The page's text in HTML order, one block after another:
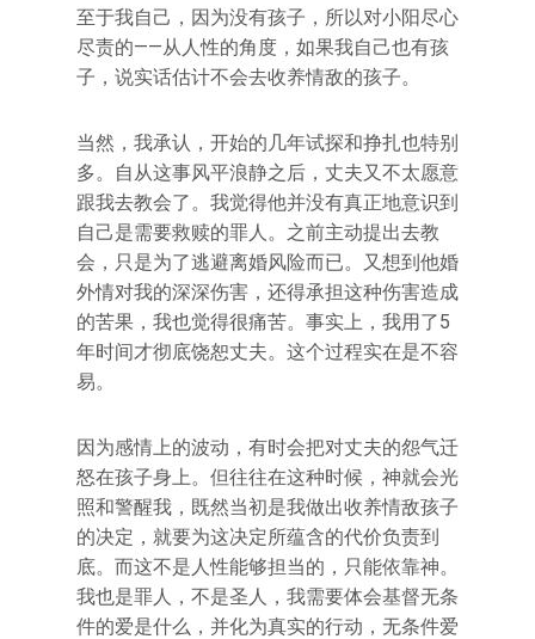
至于我自己，因为没有孩子，所以对小阳尽心
尽责的——从人性的角度，如果我自己也有孩
子，说实话估计不会去收养情敌的孩子。
当然，我承认，开始的几年试探和挣扎也特别
多。自从这事风平浪静之后，丈夫又不太愿意
跟我去教会了。我觉得他并没有真正地意识到
自己是需要救赎的罪人。之前主动提出去教
会，只是为了逃避离婚风险而已。又想到他婚
外情对我的深深伤害，还得承担这种伤害造成
的苦果，我也觉得很痛苦。事实上，我用了5
年时间才彻底饶恕丈夫。这个过程实在是不容
易。
因为感情上的波动，有时会把对丈夫的怨气迁
怒在孩子身上。但往往在这种时候，神就会光
照和警醒我，既然当初是我做出收养情敌孩子
的决定，就要为这决定所蕴含的代价负责到
底。而这不是人性能够担当的，只能依靠神。
我也是罪人，不是圣人，我需要体会基督无条
件的爱是什么，并化为真实的行动，无条件爱